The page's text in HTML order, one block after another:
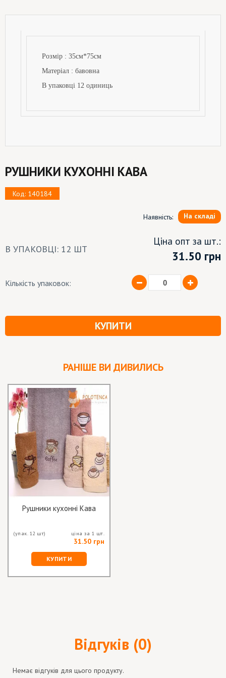
Розмір : 35см*75см
Матеріал : бавовна
В упаковці 12 одиниць
РУШНИКИ КУХОННІ КАВА
Код: 140184
Наявність: На складі
В УПАКОВЦІ: 12 ШТ
Ціна опт за шт.:
31.50 грн
Кількість упаковок:
КУПИТИ
РАНІШЕ ВИ ДИВИЛИСЬ
Рушники кухонні Кава
(упак. 12 шт) ціна за 1 шт.
31.50 грн
КУПИТИ
Відгуків (0)
Немає відгуків для цього продукту.